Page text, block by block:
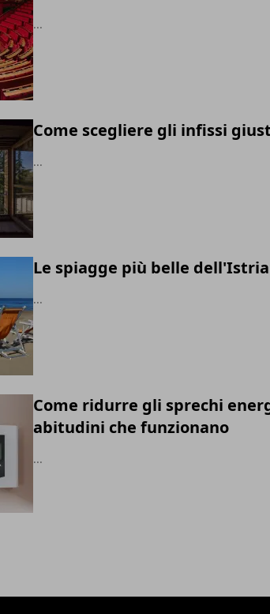
...
Come scegliere gli infissi
...
Le spiagge più belle
...
Come ridurre gli sprechi
abitudini che funzionano
...